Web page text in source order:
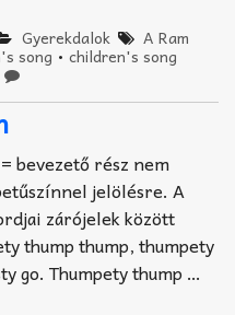
Gyerekdalok A Ram
song • children's song
bevezető rész nem
jelölésre. A
zárójelek között
thump thump, thumpety
go. Thumpety thump …